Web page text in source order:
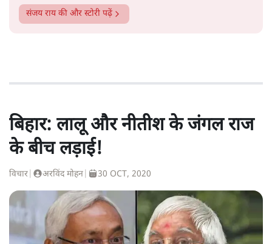
संजय रायकी और स्टोरी पढ़ें
बिहार: लालू और नीतीश के जंगल राज
के बीच लड़ाई!
विचार अरविंद मोहन 30 OCT, 2020